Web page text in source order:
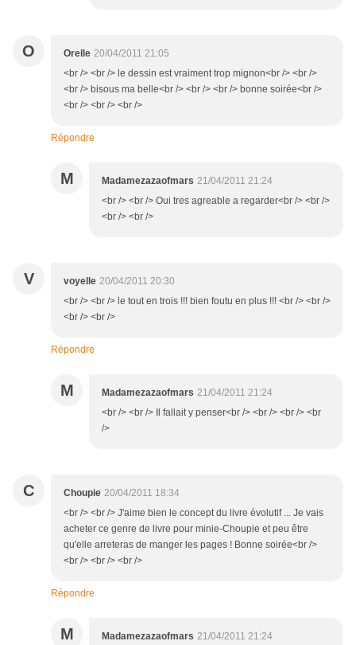
O Orelle 20/04/2011 21:05
<br /> <br /> le dessin est vraiment trop mignon<br /> <br />
<br /> bisous ma belle<br /> <br /> <br /> bonne soirée<br />
<br /> <br /> <br />
Répondre
M Madamezazaofmars 21/04/2011 21:24
<br /> <br /> Oui tres agreable a regarder<br /> <br />
<br /> <br />
V voyelle 20/04/2011 20:30
<br /> <br /> le tout en trois !!! bien foutu en plus !!! <br /> <br />
<br /> <br />
Répondre
M Madamezazaofmars 21/04/2011 21:24
<br /> <br /> Il fallait y penser<br /> <br /> <br /> <br
/>
C Choupie 20/04/2011 18:34
<br /> <br /> J'aime bien le concept du livre évolutif ... Je vais
acheter ce genre de livre pour minie-Choupie et peu être
qu'elle arreteras de manger les pages ! Bonne soirée<br />
<br /> <br /> <br />
Répondre
M Madamezazaofmars 21/04/2011 21:24